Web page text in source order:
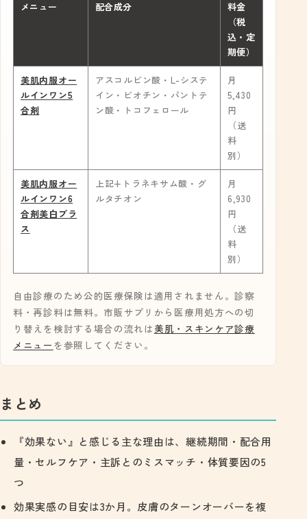
メニュー 配合成分
料金
（税
込・定
期便）
美肌内服オー
ルインワン5
合剤
アスコルビン酸・L-システ
イン・ビオチン・パントテ
ン酸・トコフェロール
月
5,430
円
（送
料
別）
美肌内服オー
ルインワン6
合剤美白プラ
ス
上記+トラネキサム酸・グ
ルタチオン
月
6,930
円
（送
料
別）
自由診療のため公的医療保険は適用されません。診察
料・再診料は無料。市販サプリから医療用処方への切
り替えを検討する場合の流れは 美肌・スキンケア診療
メニュー を参照してください。
まとめ
『効果ない』と感じる主な理由は、継続期間・配合用
量・セルフケア・主訴とのミスマッチ・体質要因の5
つ
効果実感の目安は3か月。皮膚のターンオーバーを複